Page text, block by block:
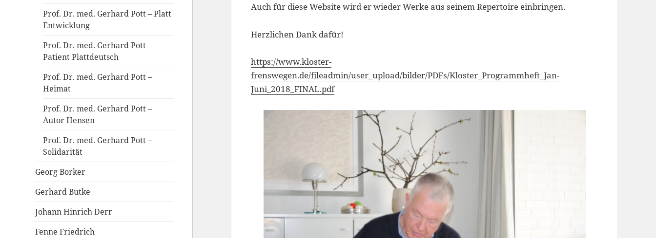
Prof. Dr. med. Gerhard Pott – Platt
Entwicklung
Prof. Dr. med. Gerhard Pott –
Patient Plattdeutsch
Prof. Dr. med. Gerhard Pott –
Heimat
Prof. Dr. med. Gerhard Pott –
Autor Hensen
Prof. Dr. med. Gerhard Pott –
Solidarität
Georg Borker
Gerhard Butke
Johann Hinrich Derr
Fenne Friedrich
Auch für diese Website wird er wieder Werke aus seinem Repertoire einbringen.
Herzlichen Dank dafür!
https://www.kloster-
frenswegen.de/fileadmin/user_upload/bilder/PDFs/Kloster_Programmheft_Jan-
Juni_2018_FINAL.pdf